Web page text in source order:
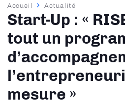
Fil
d'Ariane
Accueil Actualité
Start-Up : «
tout un
mesure »